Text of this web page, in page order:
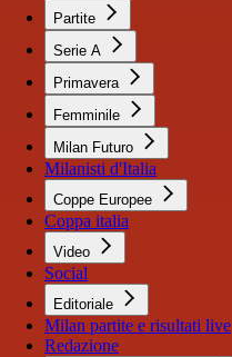
Partite
Serie A
Primavera
Femminile
Milan Futuro
Milanisti d'Italia
Coppe Europee
Coppa italia
Video
Social
Editoriale
Milan partite e risultati live
Redazione